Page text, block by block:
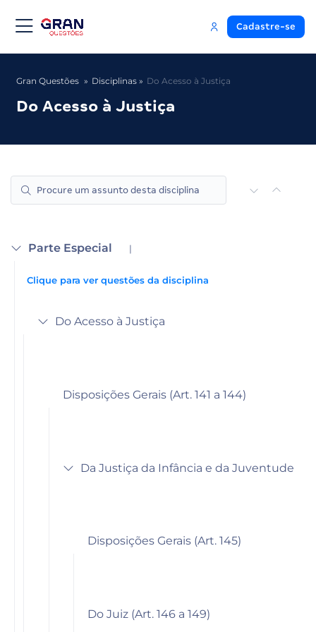
Cadastre-se
Gran Questões Disciplinas Do Acesso à Justiça
Do Acesso à Justiça
Parte Especial |
Clique para ver questões da disciplina
Do Acesso à Justiça
Disposições Gerais (Art. 141 a 144)
Da Justiça da Infância e da Juventude
Disposições Gerais (Art. 145)
Do Juiz (Art. 146 a 149)